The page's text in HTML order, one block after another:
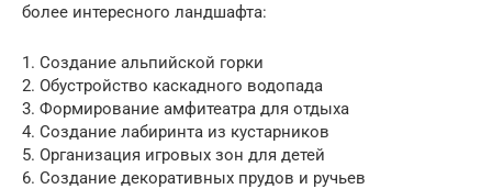
более интересного ландшафта:
1. Создание альпийской горки
2. Обустройство каскадного водопада
3. Формирование амфитеатра для отдыха
4. Создание лабиринта из кустарников
5. Организация игровых зон для детей
6. Создание декоративных прудов и ручьев